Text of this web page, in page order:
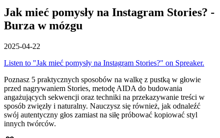
Jak mieć pomysły na Instagram Stories? -
Burza w mózgu
2025-04-22
Listen to "Jak mieć pomysły na Instagram Stories?" on Spreaker.
Poznasz 5 praktycznych sposobów na walkę z pustką w głowie
przed nagrywaniem Stories, metodę AIDA do budowania
angażujących sekwencji oraz techniki na przekazywanie treści w
sposób zwięzły i naturalny. Nauczysz się również, jak odnaleźć
swój autentyczny głos zamiast na siłę próbować kopiować styl
innych twórców.